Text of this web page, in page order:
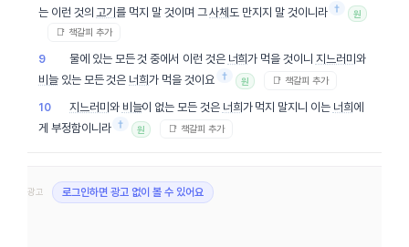
는 이런 것의고기를 먹지 말 것이며 그사체도 만지지 말 것이니라 † 원
📑 책갈피 추가
9 물에 있는 모든 것 중에서 이런 것은 너희가 먹을 것이니 지느러미와
비늘있는 모든 것은 너희가 먹을 것이요 † 원 📑 책갈피 추가
10 지느러미 와 비늘이 없는 모든 것은 너희 가 먹지 말지니 이는 너희 에
게 부정함이니라 † 원 📑 책갈피 추가
광고 로그인하면 광고 없이 볼 수 있어요